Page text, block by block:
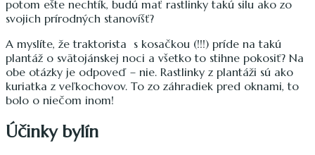
potom ešte nechtík, budú mať rastlinky takú silu ako zo
svojich prírodných stanovíšť?
A myslíte, že traktorista s kosačkou (!!!) príde na takú
plantáž o svätojánskej noci a všetko to stihne pokosiť? Na
obe otázky je odpoveď – nie. Rastlinky z plantáži sú ako
kuriatka z veľkochovov. To zo záhradiek pred oknami, to
bolo o niečom inom!
Účinky bylín